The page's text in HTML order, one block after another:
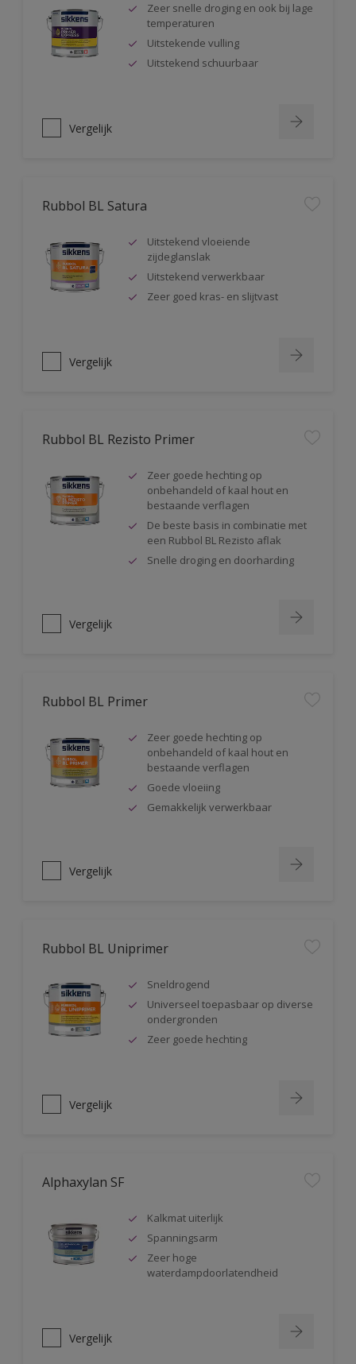
Zeer snelle droging en ook bij lage
temperaturen
Uitstekende vulling
Uitstekend schuurbaar
Vergelijk
Rubbol BL Satura
Uitstekend vloeiende
zijdeglanslak
Uitstekend verwerkbaar
Zeer goed kras- en slijtvast
Vergelijk
Rubbol BL Rezisto Primer
Zeer goede hechting op
onbehandeld of kaal hout en
bestaande verflagen
De beste basis in combinatie met
een Rubbol BL Rezisto aflak
Snelle droging en doorharding
Vergelijk
Rubbol BL Primer
Zeer goede hechting op
onbehandeld of kaal hout en
bestaande verflagen
Goede vloeiing
Gemakkelijk verwerkbaar
Vergelijk
Rubbol BL Uniprimer
Sneldrogend
Universeel toepasbaar op diverse
ondergronden
Zeer goede hechting
Vergelijk
Alphaxylan SF
Kalkmat uiterlijk
Spanningsarm
Zeer hoge
waterdampdoorlatendheid
Vergelijk